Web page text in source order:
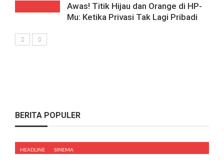
Awas! Titik Hijau dan Orange di HP-
Mu: Ketika Privasi Tak Lagi Pribadi
BERITA POPULER
HEADLINE SINEMA